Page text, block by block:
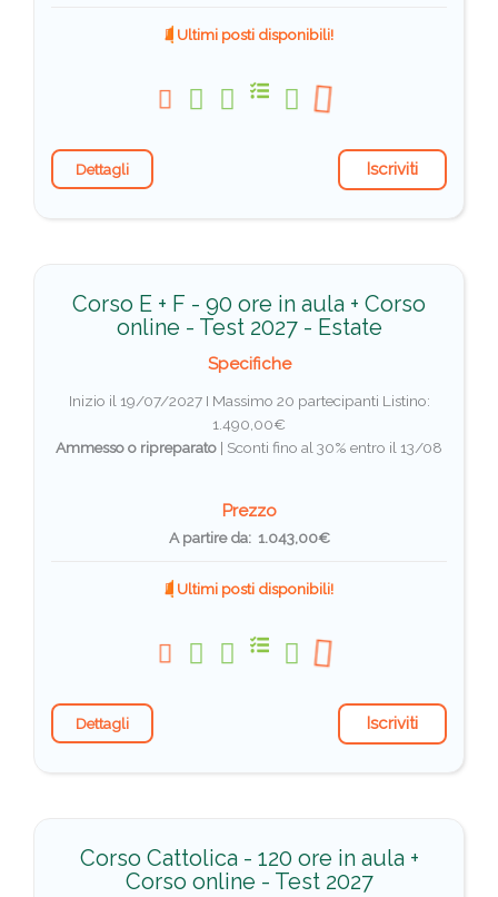
Ultimi posti disponibili!
Dettagli Iscriviti
Corso E + F - 90 ore in aula + Corso
online - Test 2027 - Estate
Specifiche
Inizio il 19/07/2027 I Massimo 20 partecipanti Listino:
1.490,00€
Ammesso o ripreparato | Sconti fino al 30% entro il 13/08
Prezzo
A partire da: 1.043,00€
Ultimi posti disponibili!
Dettagli Iscriviti
Corso Cattolica - 120 ore in aula +
Corso online - Test 2027